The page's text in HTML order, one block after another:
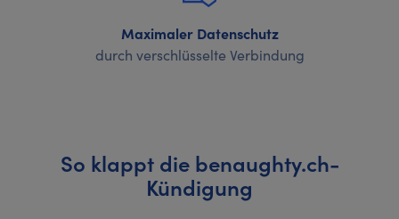
Maximaler Datenschutz
durch verschlüsselte Verbindung
So klappt die benaughty.ch-
Kündigung